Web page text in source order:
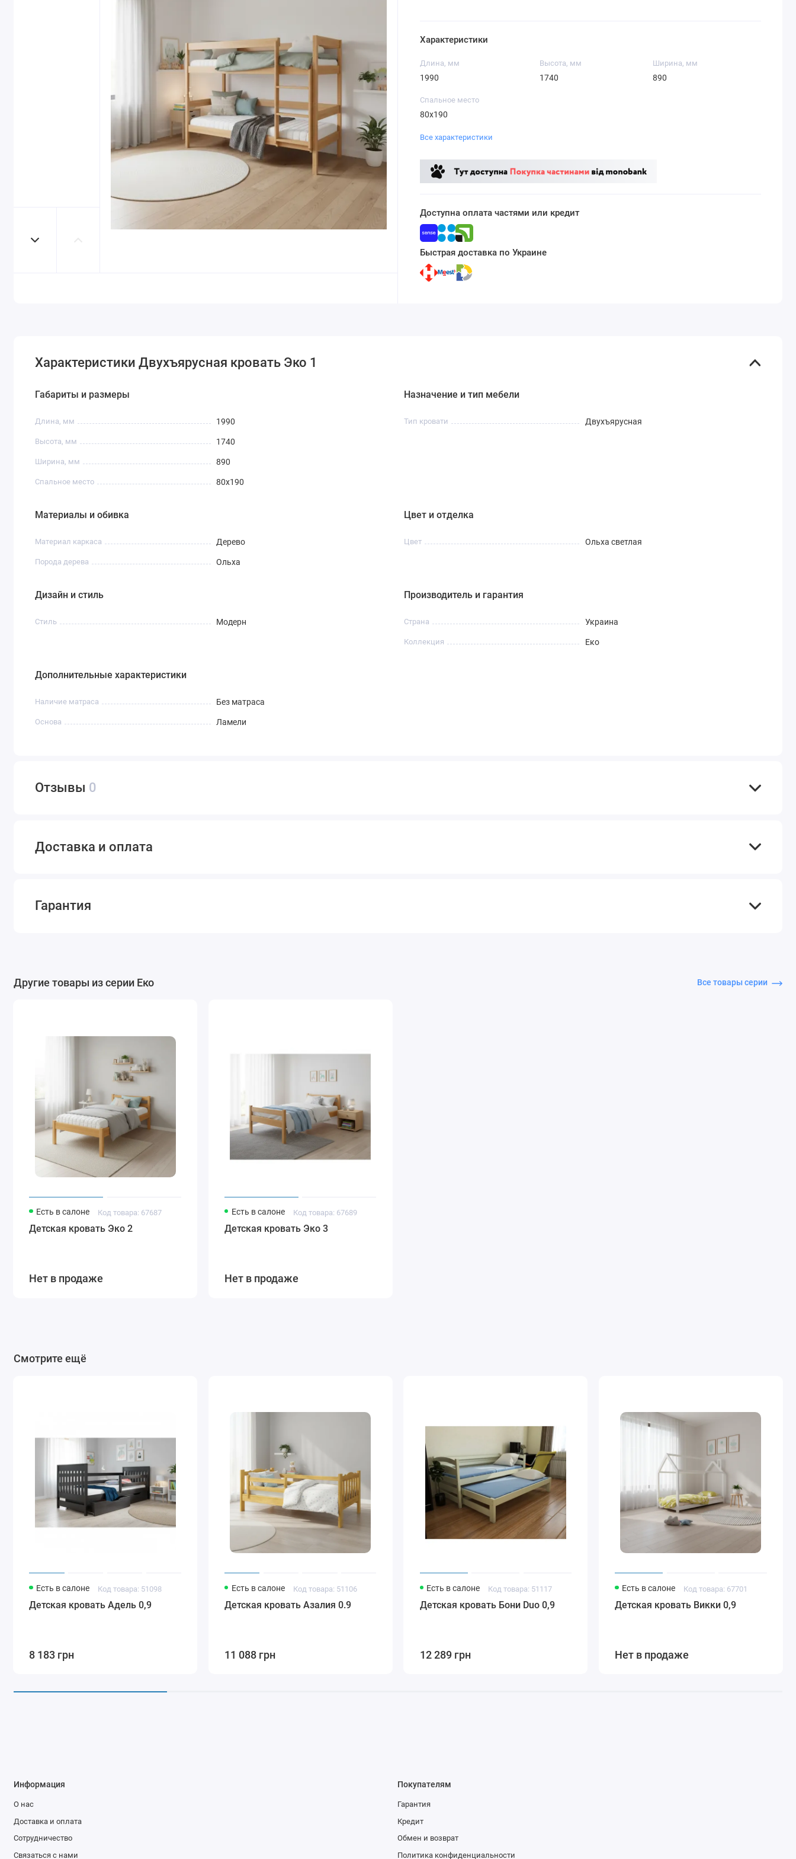
Характеристики
Длина, мм
1990
Высота, мм
1740
Ширина, мм
890
Спальное место
80x190
Все характеристики
Доступна оплата частями или кредит
Быстрая доставка по Украине
Характеристики Двухъярусная кровать Эко 1
Габариты и размеры
Длина, мм 1990
Высота, мм 1740
Ширина, мм 890
Спальное место 80x190
Назначение и тип мебели
Тип кровати Двухъярусная
Материалы и обивка
Материал каркаса Дерево
Порода дерева Ольха
Цвет и отделка
Цвет Ольха светлая
Дизайн и стиль
Стиль Модерн
Производитель и гарантия
Страна Украина
Коллекция Еко
Дополнительные характеристики
Наличие матраса Без матраса
Основа Ламели
Отзывы 0
Доставка и оплата
Гарантия
Другие товары из серии Еко Все товары серии
Есть в салоне Код товара: 67687
Детская кровать Эко 2
Нет в продаже
Есть в салоне Код товара: 67689
Детская кровать Эко 3
Нет в продаже
Смотрите ещё
Есть в салоне Код товара: 51098
Детская кровать Адель 0,9
8 183 грн
Есть в салоне Код товара: 51106
Детская кровать Азалия 0.9
11 088 грн
Есть в салоне Код товара: 51117
Детская кровать Бони Duo 0,9
12 289 грн
Есть в салоне Код товара: 67701
Детская кровать Викки 0,9
Нет в продаже
Информация
О нас
Доставка и оплата
Сотрудничество
Связаться с нами
Покупателям
Гарантия
Кредит
Обмен и возврат
Политика конфиденциальности